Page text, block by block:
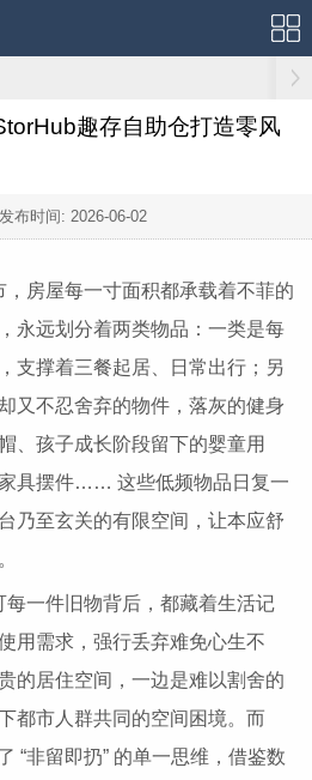
趣存自助仓打造零风
布时间: 2026-06-02
房屋每一寸面积都承载着不菲的
永远划分着两类物品：一类是每
支撑着三餐起居、日常出行；另
又不忍舍弃的物件，落灰的健身
、孩子成长阶段留下的婴童用
具摆件…… 这些低频物品日复一
乃至玄关的有限空间，让本应舒
一件旧物背后，都藏着生活记
用需求，强行丢弃难免心生不
的居住空间，一边是难以割舍的
都市人群共同的空间困境。而
“非留即扔” 的单一思维，借鉴数